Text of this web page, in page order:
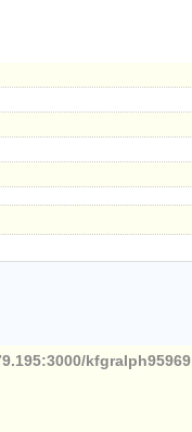
kfgralph95969